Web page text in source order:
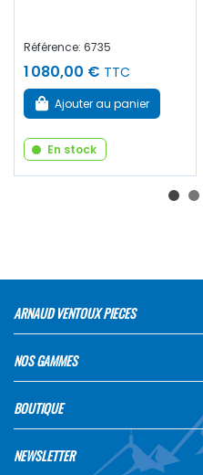
Référence: 6735
1 080,00 € TTC
Ajouter au panier
En stock
ARNAUD VENTOUX PIECES
NOS GAMMES
BOUTIQUE
NEWSLETTER